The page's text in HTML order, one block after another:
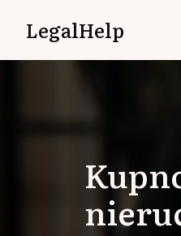
LegalHelp